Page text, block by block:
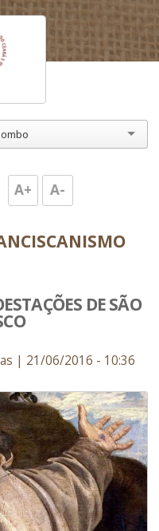
A+ A-
DE SÃO
| 21/06/2016 - 10:36